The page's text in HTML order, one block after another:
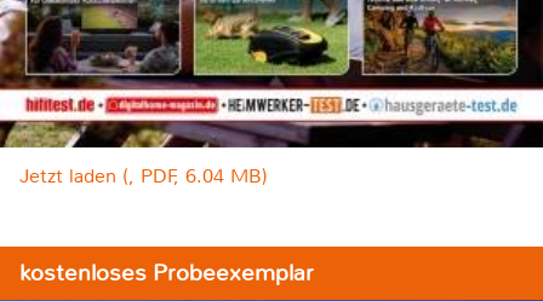
Jetzt laden (, PDF, 6.04 MB)
kostenloses Probeexemplar